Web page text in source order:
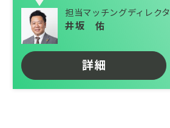
ることから、日本を代表する
との接点が持ちながら、企業
根本から解消し、企業体質の
ことができる点が最大の特徴
キャリアオーナシップを進
担当マッチングディレク
井坂 佑
詳細